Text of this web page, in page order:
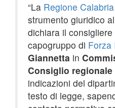
“La Regione Calabria
strumento giuridico
dichiara il
capogruppo di Forza
Giannetta in
Consiglio regionale
indicazioni del
testo di legge,